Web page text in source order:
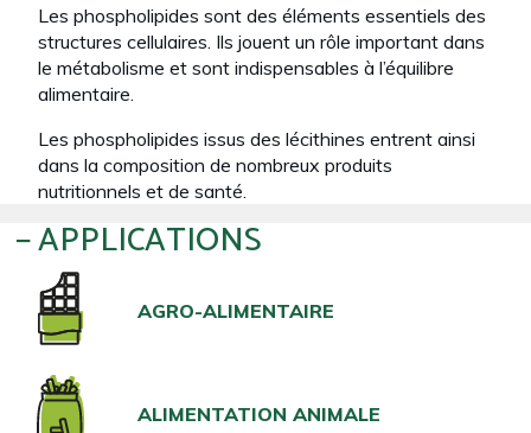
Les phospholipides sont des éléments essentiels des
structures cellulaires. Ils jouent un rôle important dans
le métabolisme et sont indispensables à l’équilibre
alimentaire.​
Les phospholipides issus des lécithines entrent ainsi
dans la composition de nombreux produits
nutritionnels et de santé.
APPLICATIONS
AGRO-ALIMENTAIRE
ALIMENTATION ANIMALE